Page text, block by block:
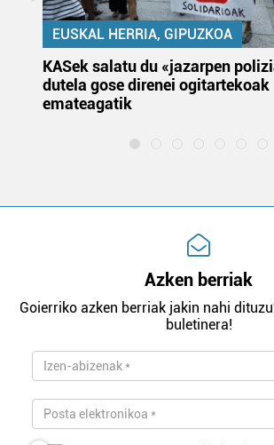
EUSKAL HERRIA, GIPUZKOA
KASek salatu du «jazarpen
dutela gose direnei ogitartekoak
emateagatik
Azken berriak
Goierriko azken berriak jakin nahi
buletinera!